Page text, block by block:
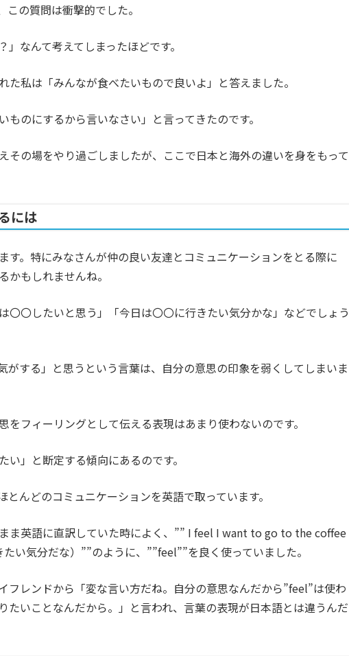
の質問は衝撃的でした。
」なんて考えてしまったほどです。
た私は「みんなが食べたいもので良いよ」と答えました。
のにするから言いなさい」と言ってきたのです。
その場をやり過ごしましたが、ここで日本と海外の違いを身をもって
には
す。特にみなさんが仲の良い友達とコミュニケーションをとる際に
かもしれませんね。
〇〇したいと思う」「今日は〇〇に行きたい気分かな」などでしょう
がする」と思うという言葉は、自分の意思の印象を弱くしてしまいま
をフィーリングとして伝える表現はあまり使わないのです。
い」と断定する傾向にあるのです。
んどのコミュニケーションを英語で取っています。
ま英語に直訳していた時によく、”” I feel I want to go to the coffee
い気分だな）””のように、””feel””を良く使っていました。
フレンドから「変な言い方だね。自分の意思なんだから”feel”は使わ
たいことなんだから。」と言われ、言葉の表現が日本語とは違うんだ